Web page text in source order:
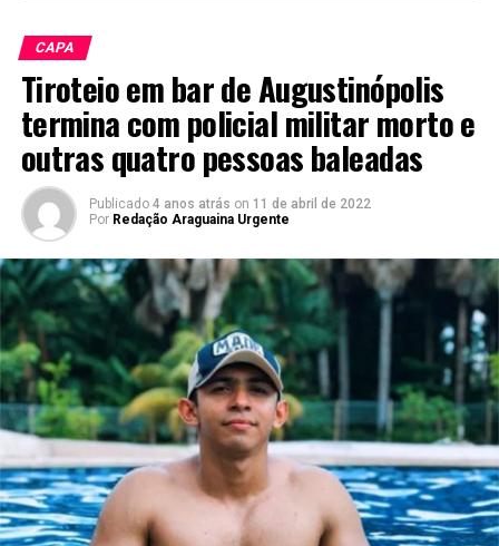
CAPA
Tiroteio em bar de Augustinópolis
termina com policial militar morto e
outras quatro pessoas baleadas
Publicado 4 anos atrás on 11 de abril de 2022
Por Redação Araguaina Urgente